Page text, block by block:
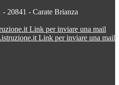
20841 - Carate Brianza
Link per inviare una mail
Link per inviare una mail